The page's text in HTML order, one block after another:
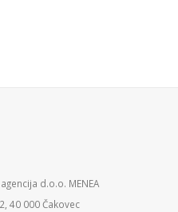
d.o.o. MENEA
40 000 Čakovec